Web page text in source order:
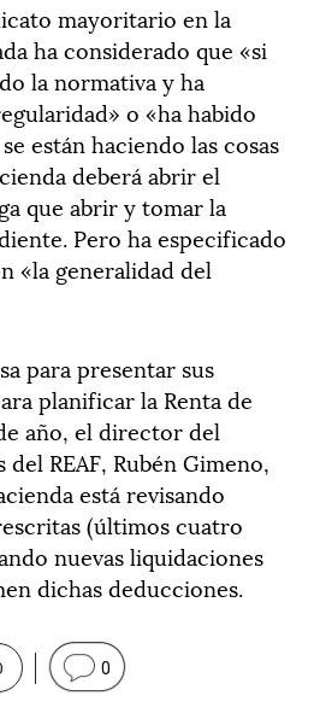
mayoritario en la
ha considerado que «si
la normativa y ha
o «ha habido
están haciendo las cosas
deberá abrir el
que abrir y tomar la
Pero ha especificado
«la generalidad del
para presentar sus
planificar la Renta de
año, el director del
REAF, Rubén Gimeno,
está revisando
(últimos cuatro
nuevas liquidaciones
dichas deducciones.
0